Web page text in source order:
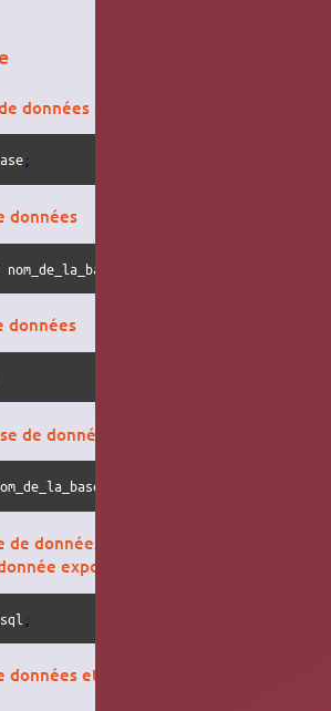
données existante
;
données
nom_de_la_base
données
de données
de données située dans le répertoire
exportée en .sql)
;
données et un utilisateur qui lui est